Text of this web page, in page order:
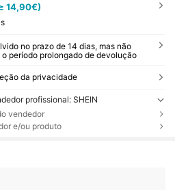
14,90€)
no prazo de 14 dias, mas não
período prolongado de devolução
da privacidade
profissional: SHEIN
vendedor
e/ou produto